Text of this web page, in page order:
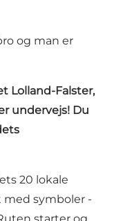
og man er
Lolland-Falster,
undervejs! Du
20 lokale
med symboler -